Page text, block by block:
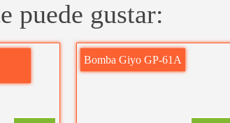
puede gustar:
Bomba Giyo GP-61A